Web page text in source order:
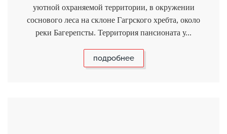
уютной охраняемой территории, в окружении
соснового леса на склоне Гагрского хребта, около
реки Багерепсты. Территория пансионата у...
подробнее